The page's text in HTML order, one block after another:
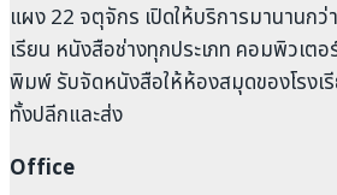
แผง 22 จตุจักร เปิดให้บริการมานานก
เรียน หนังสือช่างทุกประเภท คอมพิวเต
พิมพ์ รับจัดหนังสือให้ห้องสมุดของโรงเ
ทั้งปลีกและส่ง
Office